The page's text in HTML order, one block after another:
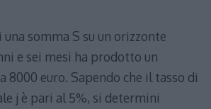
una somma S su un orizzonte
e sei mesi ha prodotto un
8000 euro. Sapendo che il tasso di
j è pari al 5%, si determini